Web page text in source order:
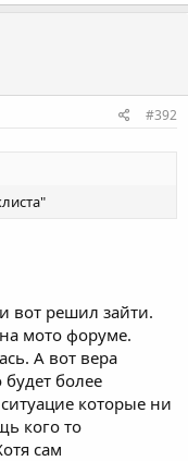
#392
вот решил зайти.
мото форуме.
А вот вера
будет более
которые ни
кого то
сам